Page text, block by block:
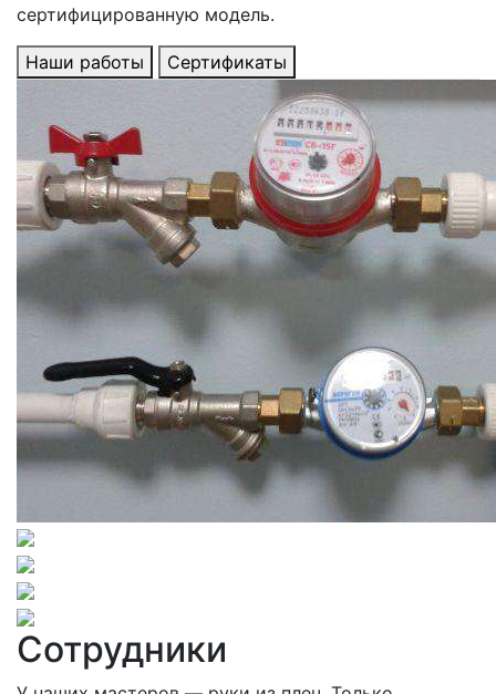
сертифицированную модель.
Наши работы Сертификаты
Сотрудники